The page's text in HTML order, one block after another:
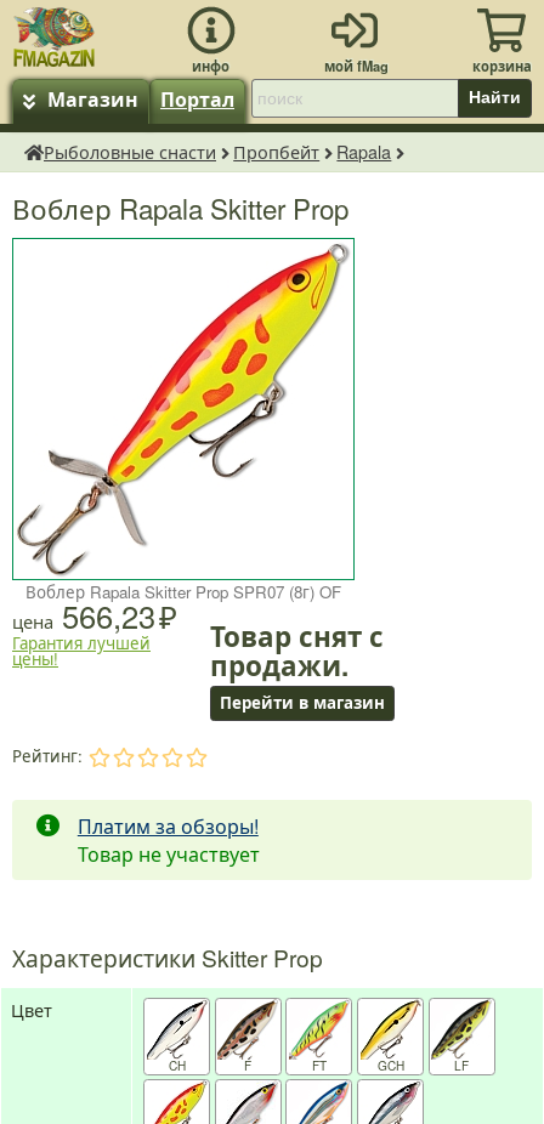
Магазин Портал Найти
fMagazin.ru
Рыболовные снасти Пропбейт Rapala
Воблер Rapala Skitter Prop
Воблер Rapala Skitter Prop SPR07 (8г) OF
цена 566,23
Гарантия лучшей
цены!
Товар снят с
продажи.
Перейти в магазин
Рейтинг:
Платим за обзоры!
Товар не участвует
Характеристики Skitter Prop
Цвет
CH F FT GCH LF